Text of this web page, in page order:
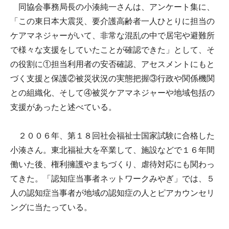
同協会事務局長の小湊純一さんは、アンケート集に、
「この東日本大震災、要介護高齢者一人ひとりに担当の
ケアマネジャーがいて、非常な混乱の中で居宅や避難所
で様々な支援をしていたことが確認できた」として、そ
の役割に①担当利用者の安否確認、アセスメントにもと
づく支援と保護②被災状況の実態把握③行政や関係機関
との組織化、そして④被災ケアマネジャーや地域包括の
支援があったと述べている。
２００６年、第１８回社会福祉士国家試験に合格した
小湊さん。東北福祉大を卒業して、施設などで１６年間
働いた後、権利擁護やまちづくり、虐待対応にも関わっ
てきた。「認知症当事者ネットワークみやぎ」では、５
人の認知症当事者が地域の認知症の人とピアカウンセリ
ングに当たっている。